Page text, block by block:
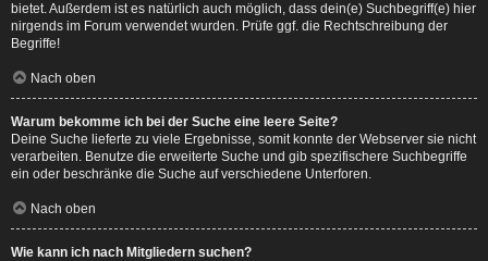
bietet. Außerdem ist es natürlich auch möglich, dass dein(e) Suchbegriff(e) hier
nirgends im Forum verwendet wurden. Prüfe ggf. die Rechtschreibung der
Begriffe!
Nach oben
Warum bekomme ich bei der Suche eine leere Seite?
Deine Suche lieferte zu viele Ergebnisse, somit konnte der Webserver sie nicht
verarbeiten. Benutze die erweiterte Suche und gib spezifischere Suchbegriffe
ein oder beschränke die Suche auf verschiedene Unterforen.
Nach oben
Wie kann ich nach Mitgliedern suchen?